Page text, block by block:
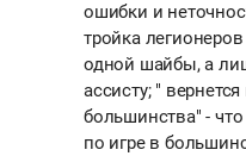
ошибки и
тройка
одной шайбы, а
ассисту; "
большинства" -
по игре в